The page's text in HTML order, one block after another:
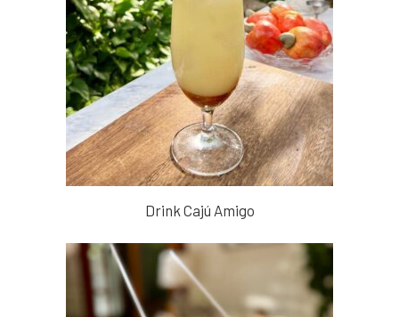
Drink Cajú Amigo